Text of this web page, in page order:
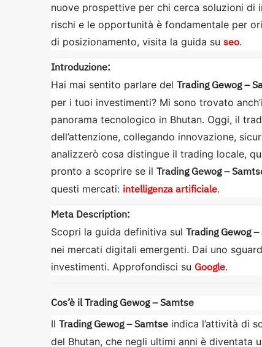
nuove prospettive per chi cerca soluzioni di
rischi e le opportunità è fondamentale per
di posizionamento, visita la guida su seo.
Introduzione:
Hai mai sentito parlare del Trading Gewog –
per i tuoi investimenti? Mi sono trovato
panorama tecnologico in Bhutan. Oggi, il
dell’attenzione, collegando innovazione,
analizzerò cosa distingue il trading locale,
pronto a scoprire se il Trading Gewog –
questi mercati: intelligenza artificiale.
Meta Description:
Scopri la guida definitiva sul Trading Gewog
nei mercati digitali emergenti. Dai uno
investimenti. Approfondisci su Google.
Cos’è il Trading Gewog – Samtse
Il Trading Gewog – Samtse indica l’attività di
del Bhutan, che negli ultimi anni è diventata